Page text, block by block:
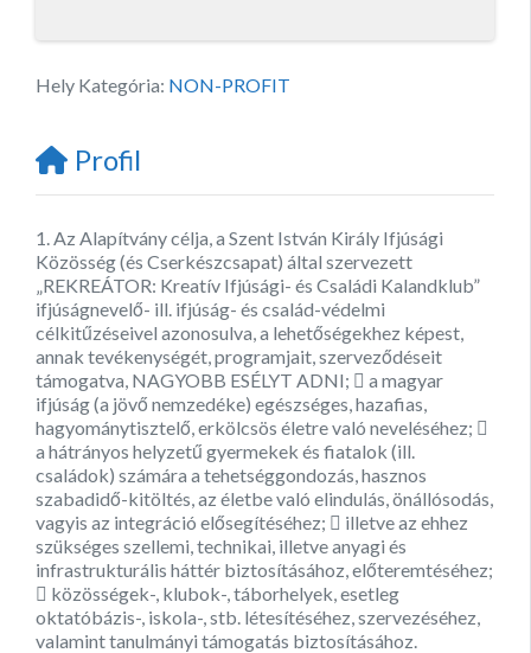
Hely Kategória: NON-PROFIT
Profil
1. Az Alapítvány célja, a Szent István Király Ifjúsági
Közösség (és Cserkészcsapat) által szervezett
„REKREÁTOR: Kreatív Ifjúsági- és Családi Kalandklub”
ifjúságnevelő- ill. ifjúság- és család-védelmi
célkitűzéseivel azonosulva, a lehetőségekhez képest,
annak tevékenységét, programjait, szerveződéseit
támogatva, NAGYOBB ESÉLYT ADNI;  a magyar
ifjúság (a jövő nemzedéke) egészséges, hazafias,
hagyománytisztelő, erkölcsös életre való neveléséhez; 
a hátrányos helyzetű gyermekek és fiatalok (ill.
családok) számára a tehetséggondozás, hasznos
szabadidő-kitöltés, az életbe való elindulás, önállósodás,
vagyis az integráció elősegítéséhez;  illetve az ehhez
szükséges szellemi, technikai, illetve anyagi és
infrastrukturális háttér biztosításához, előteremtéséhez;
 közösségek-, klubok-, táborhelyek, esetleg
oktatóbázis-, iskola-, stb. létesítéséhez, szervezéséhez,
valamint tanulmányi támogatás biztosításához.